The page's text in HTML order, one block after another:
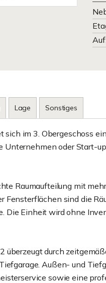
Lage Sonstiges
im 3. Obergeschoss
Unternehmen oder Start-
Raumaufteilung mit
Fensterflächen sind die
Die Einheit wird ohne
überzeugt durch
Außen- und
sowie eine